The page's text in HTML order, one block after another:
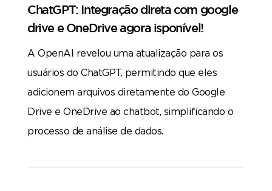
ChatGPT: Integração direta com google
drive e OneDrive agora isponível!
A OpenAI revelou uma atualização para os
usuários do ChatGPT, permitindo que eles
adicionem arquivos diretamente do Google
Drive e OneDrive ao chatbot, simplificando o
processo de análise de dados.